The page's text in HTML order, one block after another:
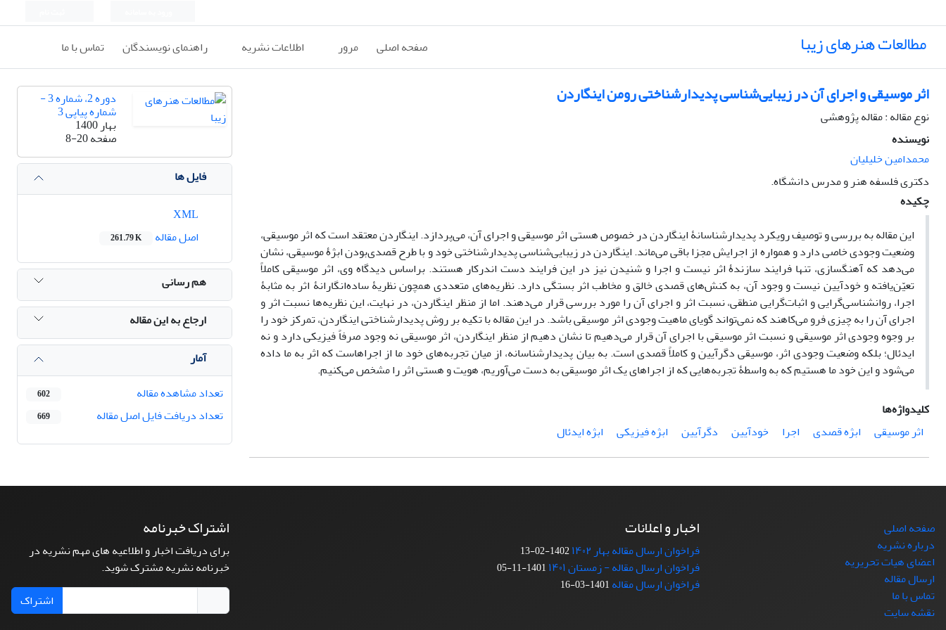
مطالعات هنرهای زیبا صفحه اصلی مرور اطلاعات نشریه راهنمای نویسندگان تماس با ما
اثر موسیقی و اجرای آن در زیبایی‌شناسی پدیدارشناختی رومن اینگاردن
نوع مقاله : مقاله پژوهشی
نویسنده
محمدامین خلیلیان
دکتری فلسفه هنر و مدرس دانشگاه.
چکیده
این مقاله به بررسی و توصیف رویکرد پدیدارشناسانۀ اینگاردن در خصوص هستی اثر‌ موسیقی و اجرای آن، می‌پردازد. اینگاردن معتقد است که اثر ‌موسیقی،
وضعیت وجودی خاصی دارد و همواره از اجرایش مجزا باقی می‌ماند. اینگاردن در زیبایی‌شناسی پدیدارشناختی خود و با طرح قصدی‌بودن ابژۀ موسیقی، نشان
می‌دهد که آهنگسازی، تنها فرایند سازندۀ اثر نیست و اجرا و شنیدن نیز در این فرایند دست اندرکار هستند. براساس دیدگاه وی، اثر‌ موسیقی کاملاً
تعیّن‌یافته و خودآیین نیست و وجود آن، به کنش‌های قصدی خالق و مخاطب اثر بستگی دارد. نظریه‌های متعددی همچون نظریۀ‌ ساده‌انگارانۀ اثر به مثابۀ
اجرا، روانشناسی‌گرایی و اثبات‌گرایی منطقی، نسبت اثر و اجرای آن را مورد بررسی قرار می‌دهند. اما از منظر اینگاردن، در نهایت، این نظریه‌ها نسبت اثر و
اجرای آن را به چیزی فرو می‌کاهند که نمی‌تواند گویای ماهیت وجودی اثر موسیقی باشد. در این مقاله با تکیه بر روش پدیدارشناختی اینگاردن، تمرکز خود را
بر وجوه وجودی اثر موسیقی و نسبت اثر موسیقی با اجرای آن قرار می‌دهیم تا نشان دهیم از منظر اینگاردن، اثر موسیقی نه وجود صرفاً فیزیکی دارد و نه
ایدئال؛ بلکه وضعیت وجودی اثر، موسیقی دگرآیین و کاملاً قصدی است. به بیان پدیدارشناسانه، از میان تجربه‌های خود ما از اجراهاست که اثر به ما داده
می‌شود و این خود ما هستیم که به واسطۀ تجربه‌هایی که از اجراهای یک اثر موسیقی به دست می‌آوریم، هویت و هستی اثر را مشخص می‌کنیم.
کلیدواژه‌ها
اثر موسیقی
ابژه قصدی اجرا خودآیین دگرآیین ابژه فیزیکی ابژه ایدئال
دوره 2، شماره 3 -
شماره پیاپی 3
بهار 1400
صفحه8-20
فایل ها
اصل مقاله
261.79 K
هم رسانی
ارجاع به این مقاله
آمار
تعداد مشاهده مقاله
602
تعداد دریافت فایل اصل مقاله 669
صفحه اصلی
درباره نشریه
اعضای هیات تحریریه
ارسال مقاله
تماس با ما
نقشه سایت
اخبار و اعلانات
فراخوان ارسال مقاله بهار ۱۴۰۲ 1402-02-13
فراخوان ارسال مقاله - زمستان ۱۴۰۱ 1401-11-05
فراخوان ارسال مقاله1401-03-16
اشتراک خبرنامه
برای دریافت اخبار و اطلاعیه های مهم نشریه در
خبرنامه نشریه مشترک شوید.
اشتراک